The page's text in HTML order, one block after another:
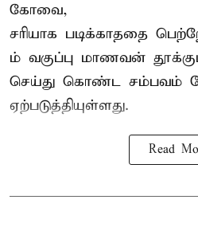
கோவை,
சரியாக படிக்காததை
ம் வகுப்பு மாணவன்
செய்து கொண்ட சம்பவம்
ஏற்படுத்தியுள்ளது.
Read